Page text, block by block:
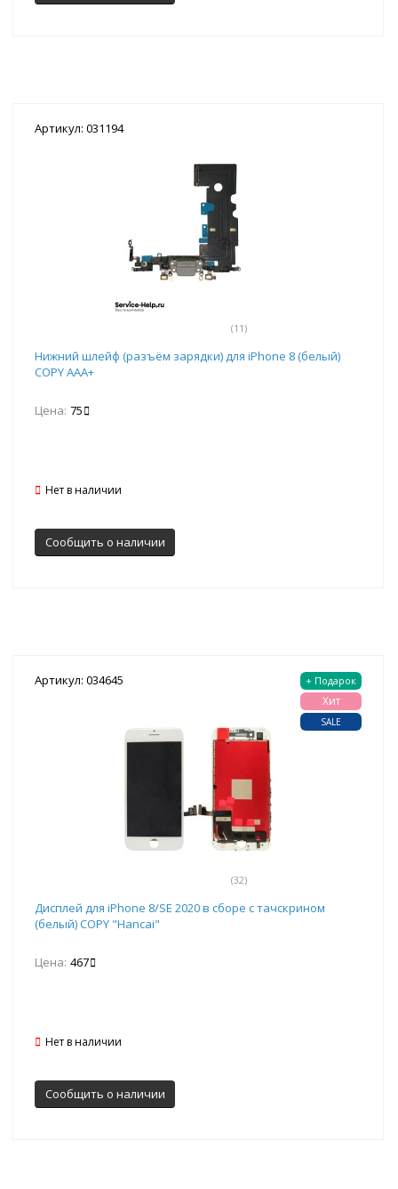
Артикул: 031194
(11)
Нижний шлейф (разъём зарядки) для iPhone 8 (белый)
COPY AAA+
Цена: 75
Нет в наличии
Сообщить о наличии
Артикул: 034645
(32)
+ Подарок
Хит
SALE
Дисплей для iPhone 8/SE 2020 в сборе с тачскрином
(белый) COPY "Hancai"
Цена: 467
Нет в наличии
Сообщить о наличии